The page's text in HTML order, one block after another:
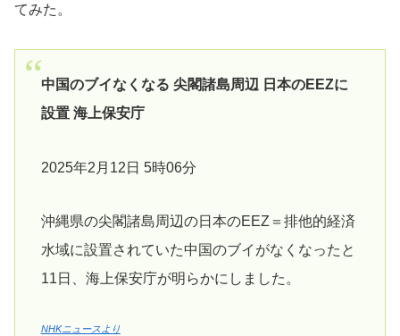
てみた。
中国のブイなくなる 尖閣諸島周辺 日本のEEZに
設置 海上保安庁
2025年2月12日 5時06分
沖縄県の尖閣諸島周辺の日本のEEZ＝排他的経済
水域に設置されていた中国のブイがなくなったと
11日、海上保安庁が明らかにしました。
NHKニュースより